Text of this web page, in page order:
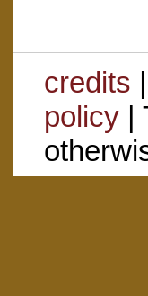
credits |
policy|